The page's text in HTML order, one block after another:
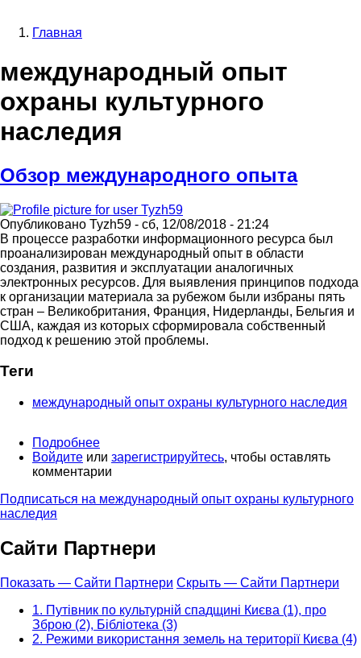
навигации
Главная
международный опыт
охраны культурного
наследия
Обзор международного опыта
Опубликовано Tyzh59 - сб, 12/08/2018 - 21:24
В процессе разработки информационного ресурса был
проанализирован международный опыт в области
создания, развития и эксплуатации аналогичных
электронных ресурсов. Для выявления принципов подхода
к организации материала за рубежом были избраны пять
стран – Великобритания, Франция, Нидерланды, Бельгия и
США, каждая из которых сформировала собственный
подход к решению этой проблемы.
Теги
международный опыт охраны культурного наследия
Подробнее
Обзор
международного
Войдите или зарегистрируйтесь, чтобы оставлять
комментарии
Подписаться на международный опыт охраны культурного
наследия
Сайти Партнери
Показать — Сайти Партнери Скрыть — Сайти Партнери
1. Путівник по культурній спадщині Києва (1), про
Зброю (2), Бібліотека (3)
2. Режими використання земель на території Києва (4)